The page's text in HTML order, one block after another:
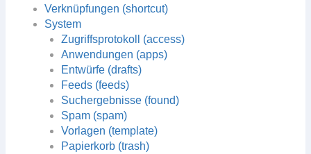
Verknüpfungen (shortcut)
System
Zugriffsprotokoll (access)
Anwendungen (apps)
Entwürfe (drafts)
Feeds (feeds)
Suchergebnisse (found)
Spam (spam)
Vorlagen (template)
Papierkorb (trash)